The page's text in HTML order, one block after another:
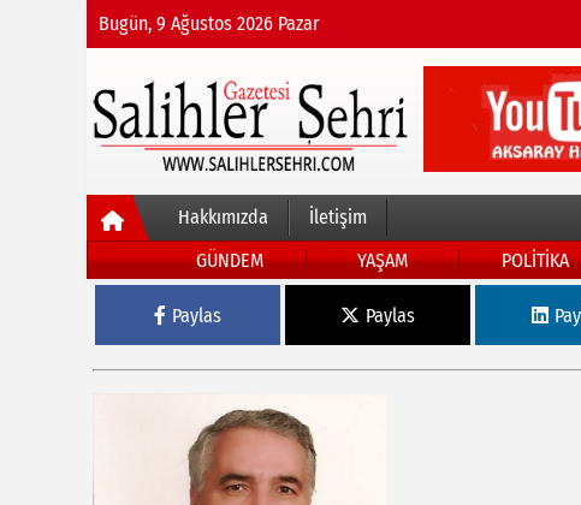
Bugün, 9 Ağustos 2026 Pazar
Hakkımızda
İletişim
GÜNDEM
YAŞAM POLİTİKA
Paylas Paylas